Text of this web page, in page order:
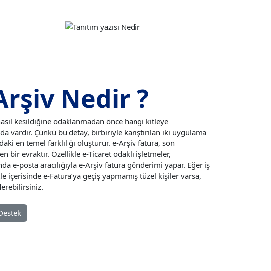
Nedir ?
kesildiğine odaklanmadan önce hangi kitleye
vardır. Çünkü bu detay, birbiriyle karıştırılan iki uygulama
en temel farklılığı oluşturur. e-Arşiv fatura, son
bir evraktır. Özellikle e-Ticaret odaklı işletmeler,
e-posta aracılığıyla e-Arşiv fatura gönderimi yapar. Eğer iş
içerisinde e-Fatura’ya geçiş yapmamış tüzel kişiler varsa,